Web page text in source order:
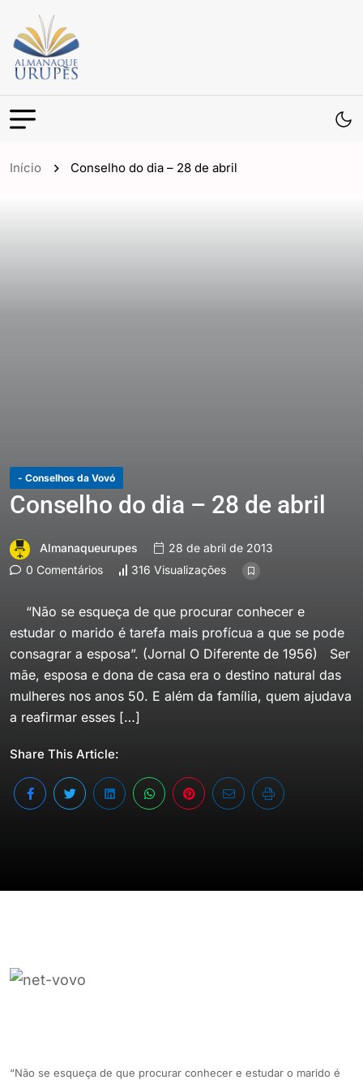
Início Conselho do dia – 28 de abril
- Conselhos da Vovó
Conselho do dia – 28 de abril
Almanaqueurupes
28 de abril de 2013
0 Comentários
316 Visualizações
“Não se esqueça de que procurar conhecer e
estudar o marido é tarefa mais profícua a que se pode
consagrar a esposa”. (Jornal O Diferente de 1956) Ser
mãe, esposa e dona de casa era o destino natural das
mulheres nos anos 50. E além da família, quem ajudava
a reafirmar esses […]
Share This Article:
“Não se esqueça de que procurar conhecer e estudar o marido é